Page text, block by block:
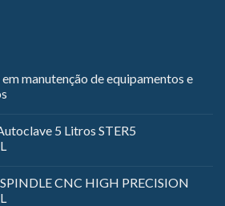
manutenção de equipamentos e
5 Litros STER5
CNC HIGH PRECISION